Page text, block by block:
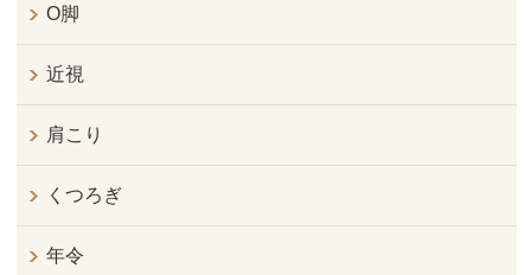
O脚
近視
肩こり
くつろぎ
年令